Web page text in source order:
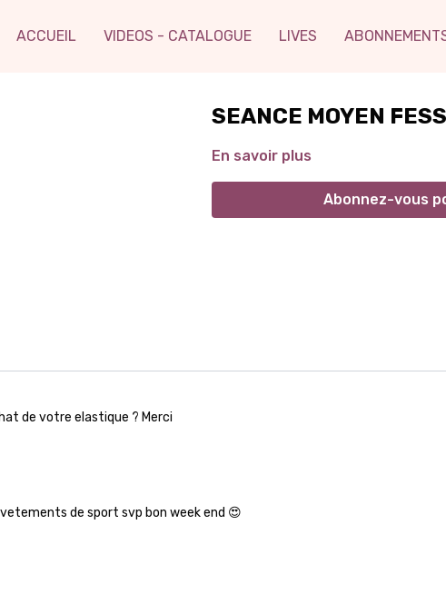
ACCUEIL VIDEOS - CATALOGUE LIVES
SEANCE MOYEN
En savoir plus
Abonnez-vous
de votre elastique ? Merci
de sport svp bon week end 😍